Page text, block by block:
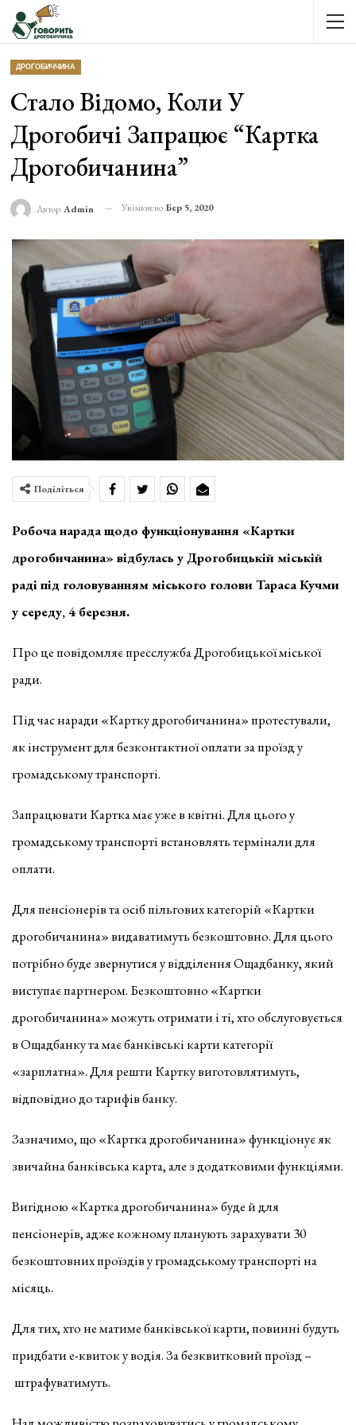
ДРОГОБИЧЧИНА
Стало Відомо, Коли У
Дрогобичі Запрацює “Картка
Дрогобичанина”
Автор Admin Увімкнено Бер 5, 2020
Поділіться
Робоча нарада щодо функціонування «Картки
дрогобичанина» відбулась у Дрогобицькій міській
раді під головуванням міського голови Тараса Кучми
у середу, 4 березня.
Про це повідомляє пресслужба Дрогобицької міської
ради.
Під час наради «Картку дрогобичанина» протестували,
як інструмент для безконтактної оплати за проїзд у
громадському транспорті.
Запрацювати Картка має уже в квітні. Для цього у
громадському транспорті встановлять термінали для
оплати.
Для пенсіонерів та осіб пільгових категорій «Картки
дрогобичанина» видаватимуть безкоштовно. Для цього
потрібно буде звернутися у відділення Ощадбанку, який
виступає партнером. Безкоштовно «Картки
дрогобичанина» можуть отримати і ті, хто обслуговується
в Ощадбанку та має банківські карти категорії
«зарплатна». Для решти Картку виготовлятимуть,
відповідно до тарифів банку.
Зазначимо, що «Картка дрогобичанина» функціонує як
звичайна банківська карта, але з додатковими функціями.
Вигідною «Картка дрогобичанина» буде й для
пенсіонерів, адже кожному планують зарахувати 30
безкоштовних проїздів у громадському транспорті на
місяць.
Для тих, хто не матиме банківської карти, повинні будуть
придбати е-квиток у водія. За безквитковий проїзд –
штрафуватимуть.